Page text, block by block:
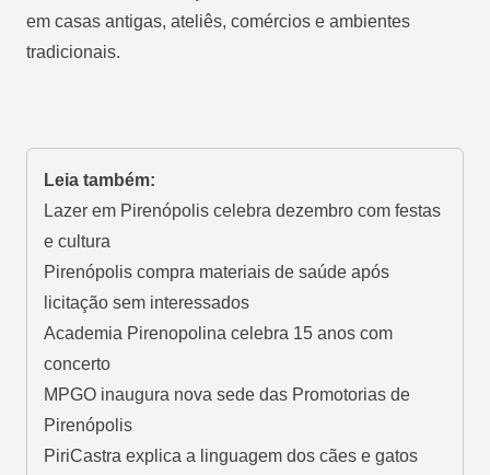
em casas antigas, ateliês, comércios e ambientes
tradicionais.
Leia também:
Lazer em Pirenópolis celebra dezembro com festas
e cultura
Pirenópolis compra materiais de saúde após
licitação sem interessados
Academia Pirenopolina celebra 15 anos com
concerto
MPGO inaugura nova sede das Promotorias de
Pirenópolis
PiriCastra explica a linguagem dos cães e gatos